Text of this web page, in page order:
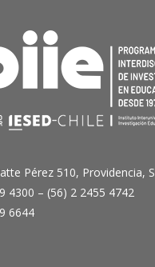
Pérez 510, Providencia,
4300 – (56) 2 2455 4742
6644